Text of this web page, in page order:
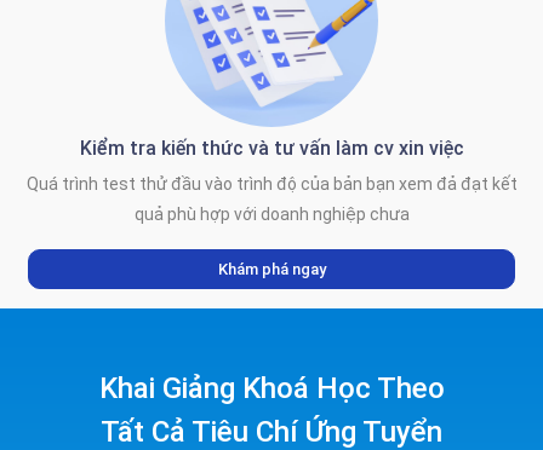
Kiểm tra kiến thức và tư vấn làm cv xin việc
Quá trình test thử đầu vào trình độ của bản bạn xem đả đạt kết
quả phù hợp với doanh nghiệp chưa
Khám phá ngay
Khai Giảng Khoá Học Theo
Tất Cả Tiêu Chí Ứng Tuyển